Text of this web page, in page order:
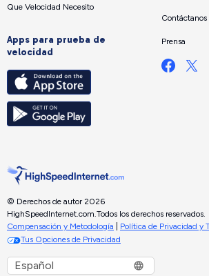
Que Velocidad Necesito
Apps para prueba de
velocidad
Contáctanos
Prensa
© Derechos de autor 2026
HighSpeedInternet.com.Todos los derechos reservados.
Compensación y Metodología
Política de Privacidad y
Tus Opciones de Privacidad